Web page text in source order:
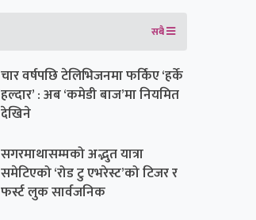
सबै
चार वर्षपछि टेलिभिजनमा फर्किए ‘हर्के
हल्दार’ : अब ‘कमेडी बाज’मा नियमित
देखिने
सगरमाथासम्मको अद्भुत यात्रा
समेटिएको ‘रोड टु एभरेस्ट’को टिजर र
फर्स्ट लुक सार्वजनिक